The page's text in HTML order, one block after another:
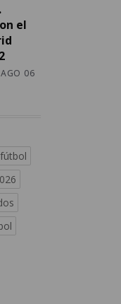
el
06
fútbol